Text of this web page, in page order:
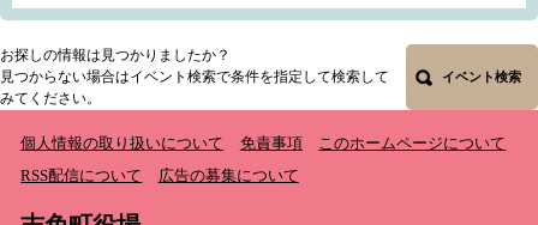
お探しの情報は見つかりましたか？
見つからない場合はイベント検索で条件を指定して検索して
みてください。
イベント検索
個人情報の取り扱いについて 免責事項
このホームページについて
RSS配信について
広告の募集について